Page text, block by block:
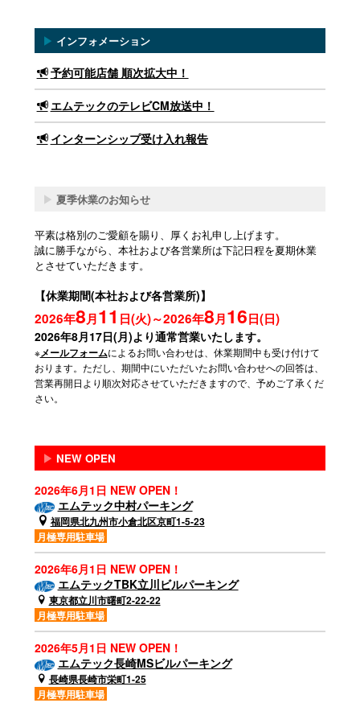
▶ インフォメーション
予約可能店舗 順次拡大中！
エムテックのテレビCM放送中！
インターンシップ受け入れ報告
▶ 夏季休業のお知らせ
平素は格別のご愛顧を賜り、厚くお礼申し上げます。
誠に勝手ながら、本社および各営業所は下記日程を夏期休業
とさせていただきます。
【休業期間(本社および各営業所)】
2026年8月11 日(火)～2026年8月16日(日)
2026年8月17日(月)より通常営業いたします。
※メールフォームによるお問い合わせは、休業期間中も受け付けて
おります。ただし、期間中にいただいたお問い合わせへの回答は、
営業再開日より順次対応させていただきますので、予めご了承くだ
さい。
▶ NEW OPEN
2026年6月1日 NEW OPEN！
エムテック中村パーキング
福岡県北九州市小倉北区京町1-5-23
月極専用駐車場
2026年6月1日 NEW OPEN！
エムテックTBK立川ビルパーキング
東京都立川市曙町2-22-22
月極専用駐車場
2026年5月1日 NEW OPEN！
エムテック長崎MSビルパーキング
長崎県長崎市栄町1-25
月極専用駐車場